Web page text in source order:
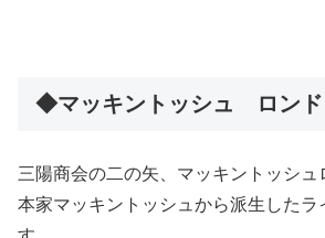
◆マッキントッシュ ロンド
三陽商会の二の矢、マッキントッシュ
本家マッキントッシュから派生したラ